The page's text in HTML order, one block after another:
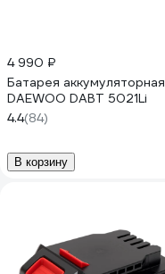
4 990 ₽
Батарея аккумуляторная
DAEWOO DABT 5021Li
4.4(84)
В корзину